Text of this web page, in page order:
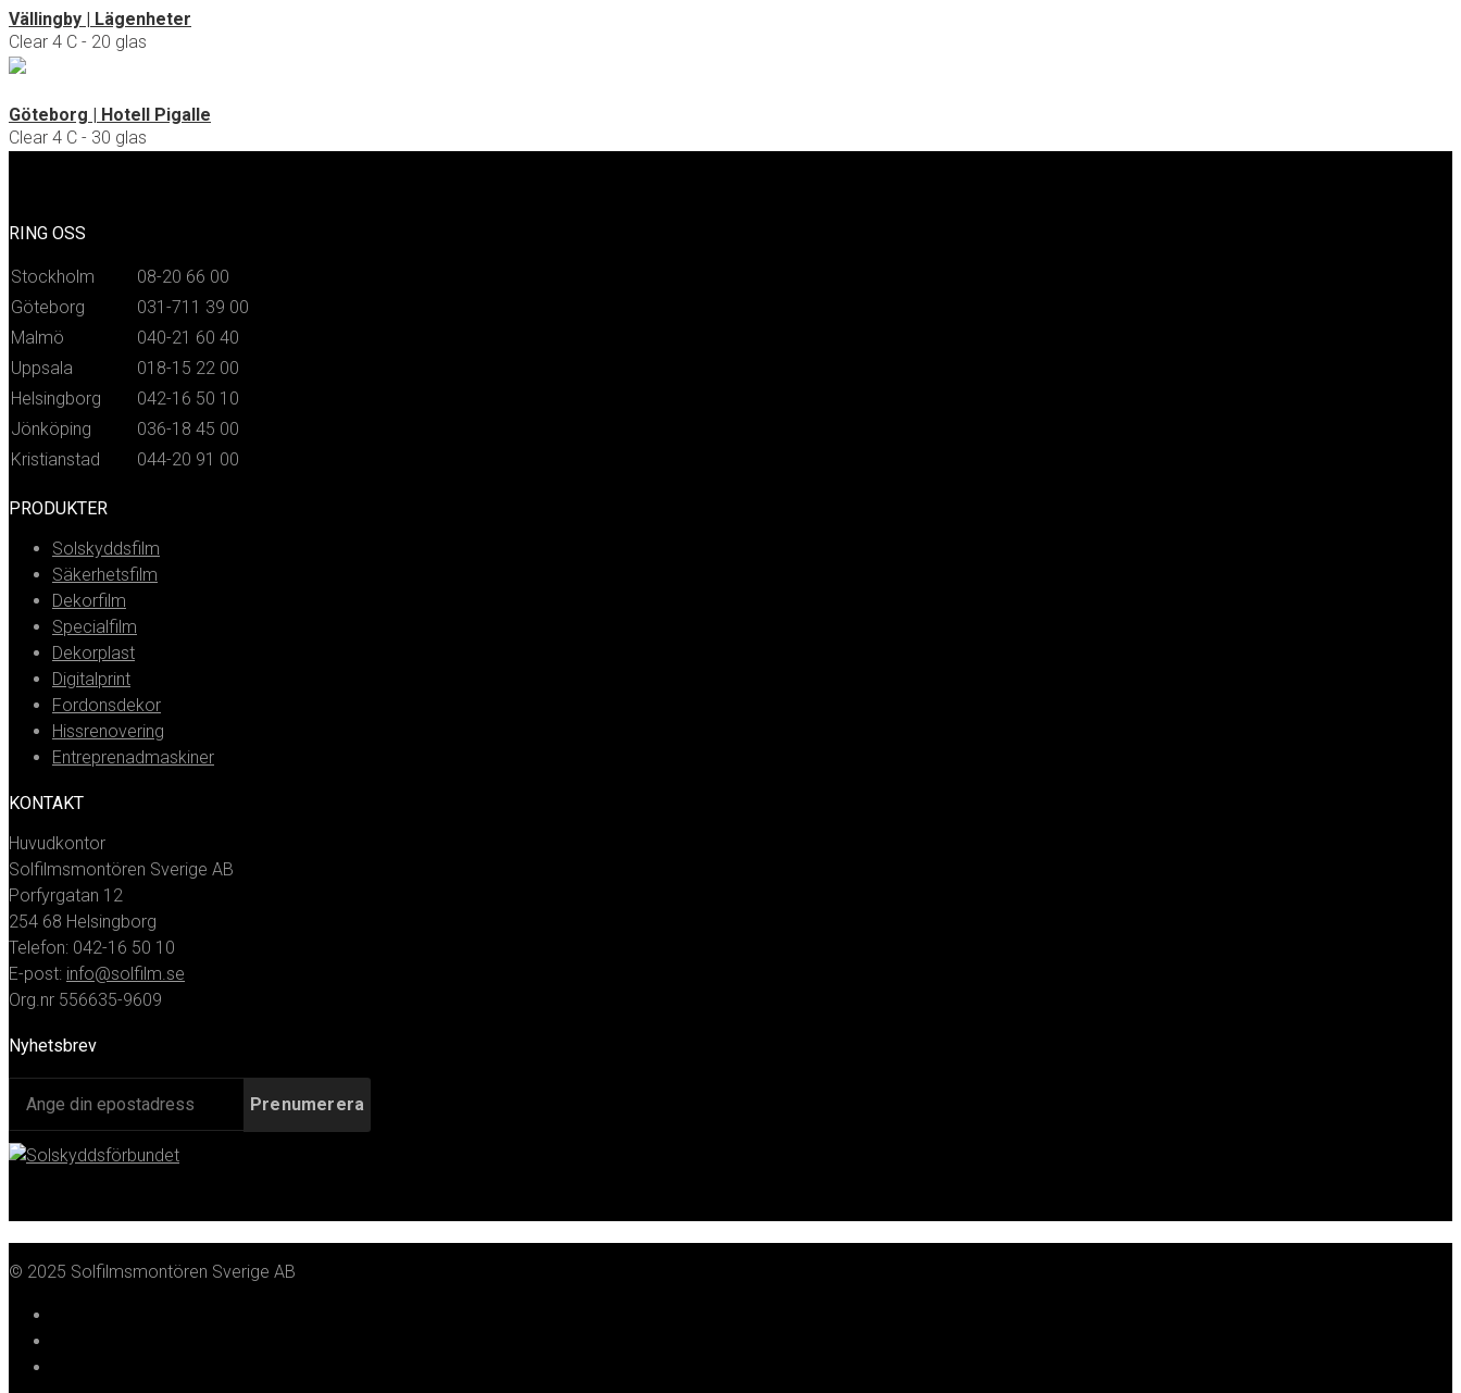
Vällingby | Lägenheter
Clear 4 C - 20 glas
Göteborg | Hotell Pigalle
Clear 4 C - 30 glas
RING OSS
Stockholm
08-20 66 00
Göteborg
031-711 39 00
Malmö
040-21 60 40
Uppsala
018-15 22 00
Helsingborg
042-16 50 10
Jönköping
036-18 45 00
Kristianstad
044-20 91 00
PRODUKTER
Solskyddsfilm
Säkerhetsfilm
Dekorfilm
Specialfilm
Dekorplast
Digitalprint
Fordonsdekor
Hissrenovering
Entreprenadmaskiner
KONTAKT
Huvudkontor
Solfilmsmontören Sverige AB
Porfyrgatan 12
254 68 Helsingborg
Telefon: 042-16 50 10
E-post: info@solfilm.se
Org.nr 556635-9609
Nyhetsbrev
© 2025 Solfilmsmontören Sverige AB